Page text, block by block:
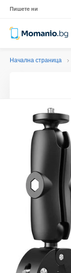
Пишете ни
Начална страница